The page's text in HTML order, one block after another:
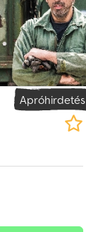
Apróhirdetés